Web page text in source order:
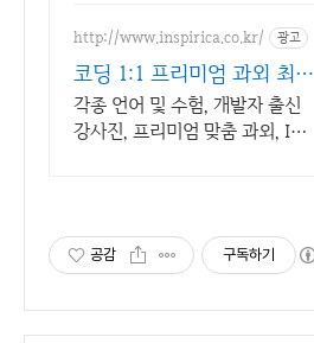
http://www.inspirica.co.kr/ 광고
코딩 1:1 프리미엄 과외 최고
의 선생님들과 함께
각종 언어 및 수험, 개발자 출신
강사진, 프리미엄 맞춤 과외, INS
공감 구독하기